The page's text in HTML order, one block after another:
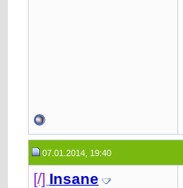
07.01.2014, 19:40
[/] Insane